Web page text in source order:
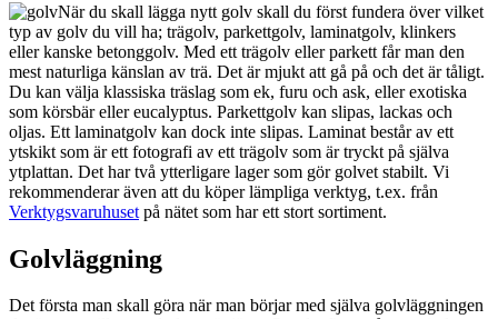
När du skall lägga nytt golv skall du först fundera över vilket
typ av golv du vill ha; trägolv, parkettgolv, laminatgolv, klinkers
eller kanske betonggolv. Med ett trägolv eller parkett får man den
mest naturliga känslan av trä. Det är mjukt att gå på och det är tåligt.
Du kan välja klassiska träslag som ek, furu och ask, eller exotiska
som körsbär eller eucalyptus. Parkettgolv kan slipas, lackas och
oljas. Ett laminatgolv kan dock inte slipas. Laminat består av ett
ytskikt som är ett fotografi av ett trägolv som är tryckt på själva
ytplattan. Det har två ytterligare lager som gör golvet stabilt. Vi
rekommenderar även att du köper lämpliga verktyg, t.ex. från
Verktygsvaruhuset på nätet som har ett stort sortiment.
Golvläggning
Det första man skall göra när man börjar med själva golvläggningen